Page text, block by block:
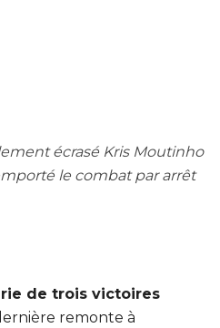
écrasé Kris Moutinho
le combat par arrêt
de trois victoires
remonte à